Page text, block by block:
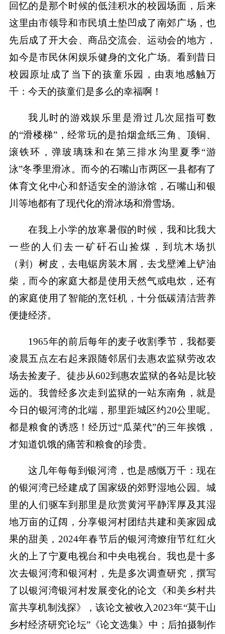
回忆的是那个时候的低洼积水的校园场面，后来
这里由市领导和市民填土垫凹成了南郊广场，也
先后成了开大会、商品交流会、运动会的地方，
如今是市民休闲娱乐健身的文化广场。看到昔日
校园原址成了当下的孩童乐园，由衷地感触万
千：今天的孩童们是多么的幸福啊！
我儿时的游戏娱乐里是滑过几次屈指可数
的“滑楼梯”，经常玩的是拍烟盒纸三角、顶铜、
滚铁环，弹玻璃珠和在第三排水沟里夏季“游
泳”冬季里滑冰。而今的石嘴山市两区一县都有了
体育文化中心和舒适安全的游泳馆，石嘴山和银
川等地都有了现代化的滑冰场和滑雪场。
在我上小学的放寒暑假的时候，我和比我大
一些的人们去一矿矸石山捡煤，到坑木场扒
（剥）树皮，去电锯房装木屑，去戈壁滩上铲油
柴，而今的家庭大都是使用天然气或电炊，还有
的家庭使用了智能的烹饪机，十分低碳清洁营养
便捷经济。
1965年的前后每年的麦子收割季节，我都要
凌晨五点左右起来跟随邻居们去惠农监狱劳改农
场去捡麦子。徒步从602到惠农监狱的各站是比较
远的。我曾经多次走到监狱的一站东南角，就是
今日的银河湾的北端，那里距城区约20公里呢。
都是粮食的诱惑！经历过“瓜菜代”的三年挨饿，
才知道饥饿的痛苦和粮食的珍贵。
这几年每每到银河湾，也是感慨万千：现在
的银河湾已经建成了国家级的郊野湿地公园。城
里的人们驱车到那里是欣赏黄河平静浑厚及其湿
地万亩的辽阔，分享银河村团结共建和美家园成
果的甜美，2024年春节后的银河湾燎疳节红红火
火的上了宁夏电视台和中央电视台。我也是十多
次去银河湾和银河村，先是多次调查研究，撰写
了以银河湾银河村发展变化的论文《和美乡村共
富共享机制浅探》，该论文被收入2023年“莫干山
乡村经济研究论坛”《论文选集》中；后拍摄制作